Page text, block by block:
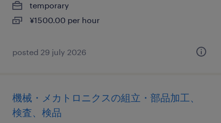
temporary
¥1500.00 per hour
posted 29 july 2026
機械・メカトロニクスの組立・部品加工、
検査、検品